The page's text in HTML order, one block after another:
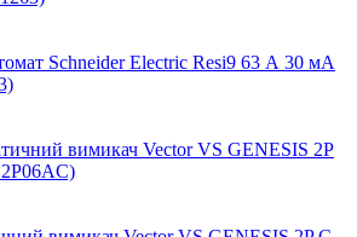
Schneider Electric Resi9 63 А 30 мА